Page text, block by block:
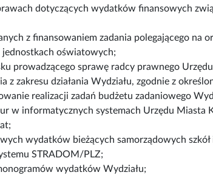
dotyczących wydatków finansowych
z finansowaniem zadania polegającego na
oświatowych;
prowadzącego sprawę radcy prawnego
z zakresu działania Wydziału, zgodnie z
realizacji zadań budżetu zadaniowego
w informatycznych systemach Urzędu Miasta
wydatków bieżących samorządowych
STRADOM/PLZ;
wydatków Wydziału;